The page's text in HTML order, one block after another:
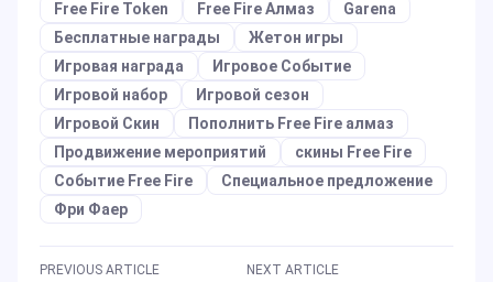
Free Fire Token
Free Fire Алмаз
Garena
Бесплатные награды
Жетон игры
Игровая награда
Игровое Событие
Игровой набор
Игровой сезон
Игровой Скин
Пополнить Free Fire алмаз
Продвижение мероприятий
скины Free Fire
Событие Free Fire
Специальное предложение
Фри Фаер
PREVIOUS ARTICLE NEXT ARTICLE